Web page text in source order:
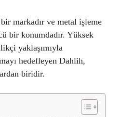
markadır ve metal işleme
bir konumdadır. Yüksek
yaklaşımıyla
hedefleyen Dahlih,
biridir.